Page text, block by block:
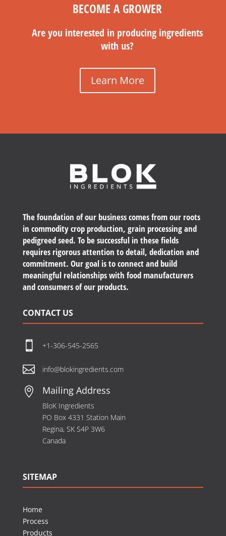
BECOME A GROWER
Are you interested in producing ingredients
with us?
Learn More
The foundation of our business comes from our roots
in commodity crop production, grain processing and
pedigreed seed. To be successful in these fields
requires rigorous attention to detail, dedication and
commitment. Our goal is to connect and build
meaningful relationships with food manufacturers
and consumers of our products.
CONTACT US
 +1-306-545-2565
 info@blokingredients.com
 Mailing Address
BloK Ingredients
PO Box 4331 Station Main
Regina, SK S4P 3W6
Canada
SITEMAP
Home
Process
Products